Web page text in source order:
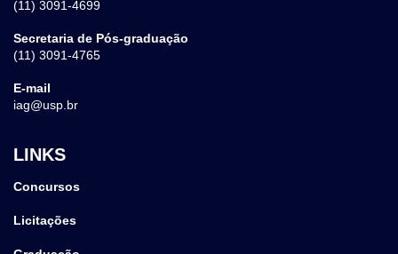
(11) 3091-4699
Secretaria de Pós-graduação
(11) 3091-4765
E-mail
iag@usp.br
LINKS
Concursos
Licitações